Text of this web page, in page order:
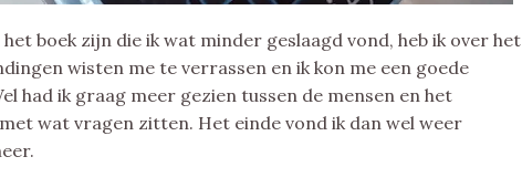
boek zijn die ik wat minder geslaagd vond, heb ik over het
wisten me te verrassen en ik kon me een goede
had ik graag meer gezien tussen de mensen en het
wat vragen zitten. Het einde vond ik dan wel weer